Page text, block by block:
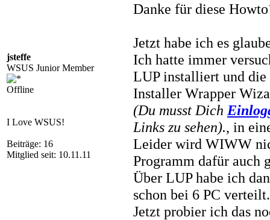
jsteffe
WSUS Junior Member
Offline
I Love WSUS!
Beiträge: 16
Mitglied seit: 10.11.11
Danke für diese
Jetzt habe ich es
Ich hatte immer
LUP installiert und
Installer Wrapper
(Du musst Dich
Links zu sehen)., in
Leider wird WIWW
Programm dafür auch
Über LUP habe ich
schon bei 6 PC verteilt.
Jetzt probier ich das